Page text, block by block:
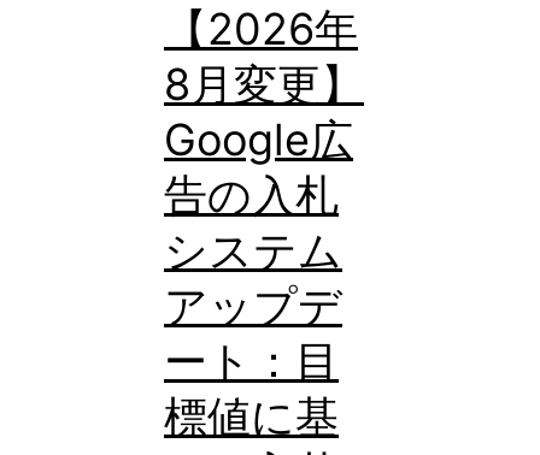
【2026年
8月変更】
Google広
告の入札
システム
アップデ
ート：目
標値に基